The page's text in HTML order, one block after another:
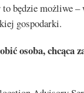
to będzie możliwe
gospodarki.
osoba, chcąca